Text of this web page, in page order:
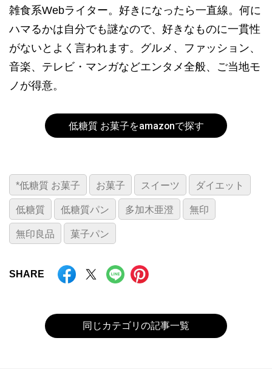
雑食系Webライター。好きになったら一直線。何に
ハマるかは自分でも謎なので、好きなものに一貫性
がないとよく言われます。グルメ、ファッション、
音楽、テレビ・マンガなどエンタメ全般、ご当地モ
ノが得意。
低糖質 お菓子をamazonで探す
*低糖質 お菓子 お菓子 スイーツ ダイエット
低糖質 低糖質パン 多加木亜澄 無印
無印良品 菓子パン
SHARE
同じカテゴリの記事一覧